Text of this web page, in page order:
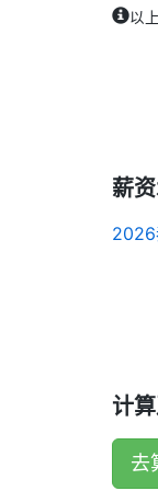
以
薪
2026
计
去